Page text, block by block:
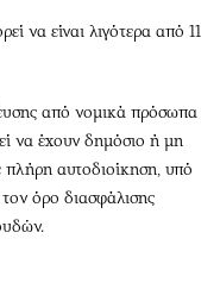
να είναι λιγότερα από 11
από νομικά πρόσωπα
να έχουν δημόσιο ή μη
αυτοδιοίκηση, υπό
όρο διασφάλισης